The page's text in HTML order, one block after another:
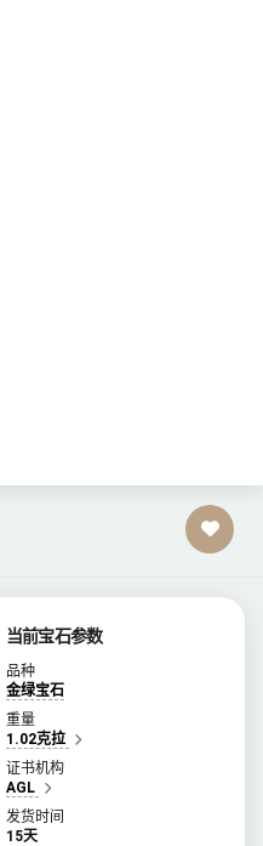
当前宝石参数
品种
金绿宝石
重量
1.02克拉
证书机构
AGL
发货时间
15天